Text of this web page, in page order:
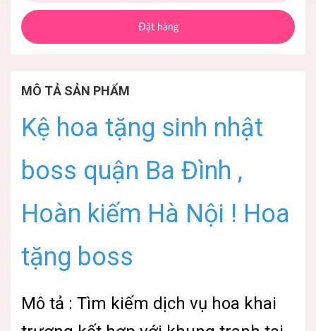
Đặt hàng
MÔ TẢ SẢN PHẨM
Kệ hoa tặng sinh nhật
boss quận Ba Đình ,
Hoàn kiếm Hà Nội ! Hoa
tặng boss
Mô tả : Tìm kiếm dịch vụ hoa khai